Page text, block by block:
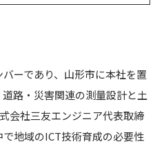
ーであり、山形市に本社を置
路・災害関連の測量設計と土
会社三友エンジニア代表取締
地域のICT技術育成の必要性